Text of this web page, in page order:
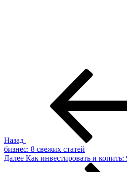
Назад
бизнес: 8 свежих статей
Следующая
Далее Как инвестировать и копить: